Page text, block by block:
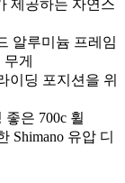
제공하는 자연스
알루미늄 프레임
게
이딩 포지션을 위
은 700c 휠
Shimano 유압 디